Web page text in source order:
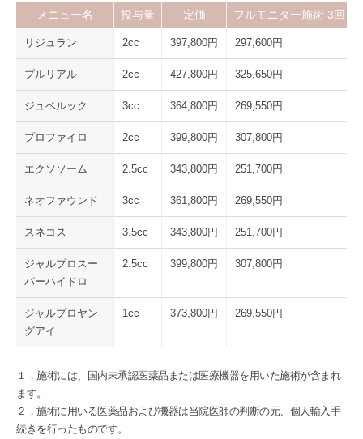
メニュー名 投与量 定価 フルモニター施術 3回
リジュラン 2cc 397,800円 297,600円
プルリアル 2cc 427,800円 325,650円
ジュベルック 3cc 364,800円 269,550円
プロファイロ 2cc 399,800円 307,800円
エクソソーム 2.5cc 343,800円 251,700円
ネオファウンド 3cc 361,800円 269,550円
スネコス 3.5cc 343,800円 251,700円
ジャルプロスー
パーハイドロ
2.5cc 399,800円 307,800円
ジャルプロヤン
グアイ
1cc 373,800円 269,550円
１．施術には、国内未承認医薬品または医療機器を⽤いた施術が含まれ
ます。
２．施術に用いる医薬品および機器は当院医師の判断の元、個人輸入手
続きを行ったものです。